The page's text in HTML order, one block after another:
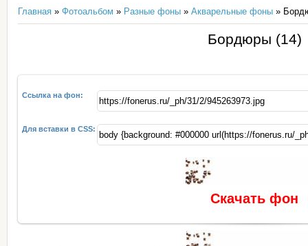
Главная » Фотоальбом » Разные фоны » Акварельные фоны »
Бордюры (14)
Ссылка на фон:
Для вставки в CSS:
Скачать фон